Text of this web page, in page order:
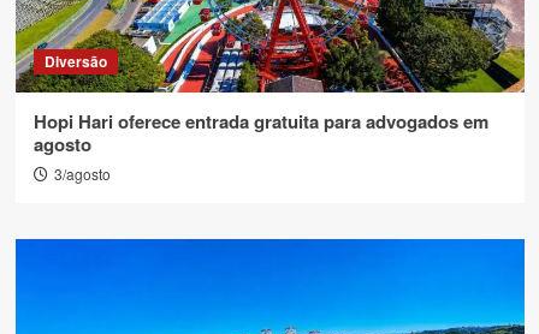
Diversão
Hopi Hari oferece entrada gratuita para advogados em
agosto
3/agosto